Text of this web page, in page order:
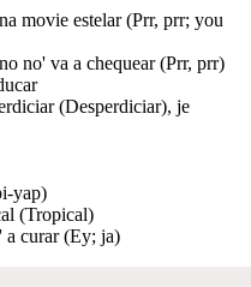
movie estelar (Prr, prr; you
no' va a chequear (Prr, prr)
(Desperdiciar), je
yap)
(Tropical)
a curar (Ey; ja)